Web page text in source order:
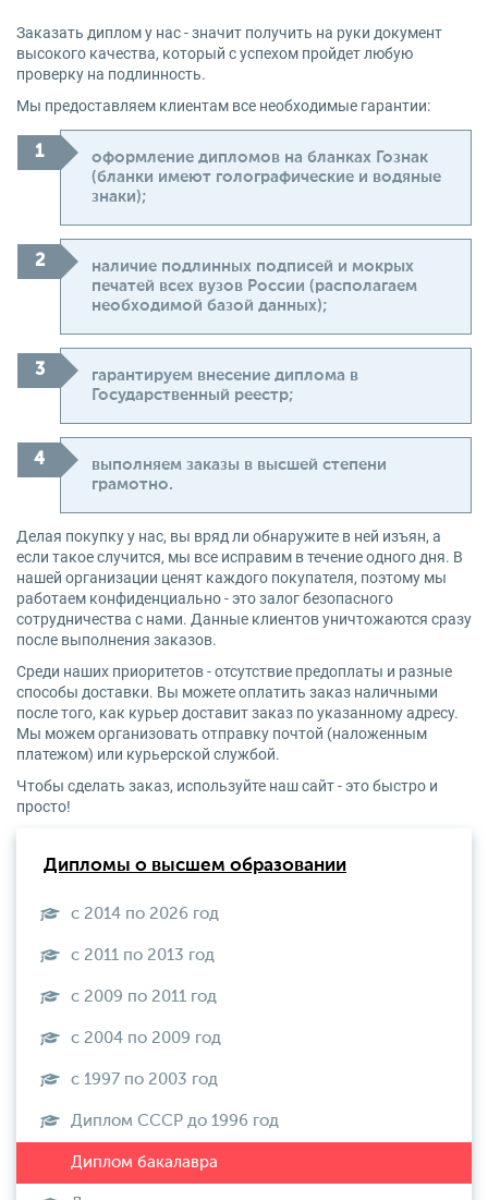
Заказать диплом у нас - значит получить на руки документ
высокого качества, который с успехом пройдет любую
проверку на подлинность.
Мы предоставляем клиентам все необходимые гарантии:
оформление дипломов на бланках Гознак
(бланки имеют голографические и водяные
знаки);
наличие подлинных подписей и мокрых
печатей всех вузов России (располагаем
необходимой базой данных);
гарантируем внесение диплома в
Государственный реестр;
выполняем заказы в высшей степени
грамотно.
Делая покупку у нас, вы вряд ли обнаружите в ней изъян, а
если такое случится, мы все исправим в течение одного дня. В
нашей организации ценят каждого покупателя, поэтому мы
работаем конфиденциально - это залог безопасного
сотрудничества с нами. Данные клиентов уничтожаются сразу
после выполнения заказов.
Среди наших приоритетов - отсутствие предоплаты и разные
способы доставки. Вы можете оплатить заказ наличными
после того, как курьер доставит заказ по указанному адресу.
Мы можем организовать отправку почтой (наложенным
платежом) или курьерской службой.
Чтобы сделать заказ, используйте наш сайт - это быстро и
просто!
Дипломы о высшем образовании
с 2014 по 2026 год
с 2011 по 2013 год
с 2009 по 2011 год
с 2004 по 2009 год
с 1997 по 2003 год
Диплом СССР до 1996 год